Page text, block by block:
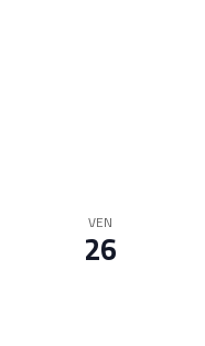
VEN
26